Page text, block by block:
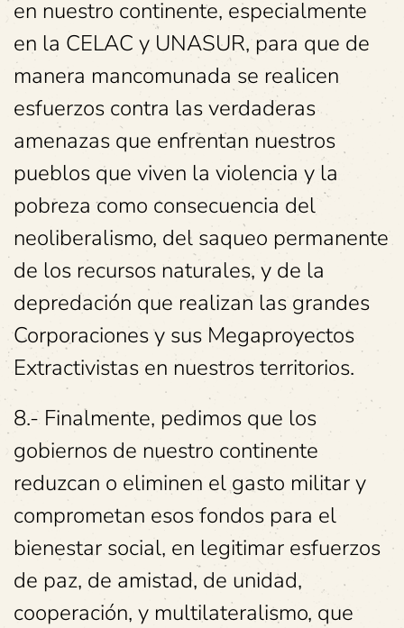
en nuestro continente, especialmente
en la CELAC y UNASUR, para que de
manera mancomunada se realicen
esfuerzos contra las verdaderas
amenazas que enfrentan nuestros
pueblos que viven la violencia y la
pobreza como consecuencia del
neoliberalismo, del saqueo permanente
de los recursos naturales, y de la
depredación que realizan las grandes
Corporaciones y sus Megaproyectos
Extractivistas en nuestros territorios.
8.- Finalmente, pedimos que los
gobiernos de nuestro continente
reduzcan o eliminen el gasto militar y
comprometan esos fondos para el
bienestar social, en legitimar esfuerzos
de paz, de amistad, de unidad,
cooperación, y multilateralismo, que